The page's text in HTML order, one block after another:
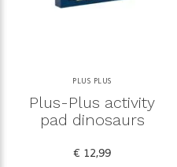
PLUS PLUS
Plus-Plus activity
pad dinosaurs
€ 12,99